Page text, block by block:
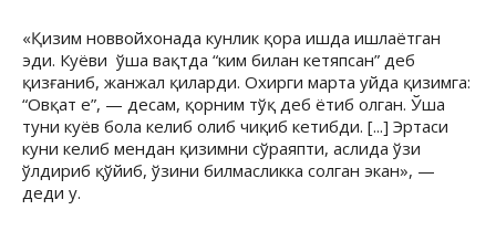
«Қизим новвойхонада кунлик қора ишда ишлаётган
эди. Куёви ўша вақтда “ким билан кетяпсан” деб
қизғаниб, жанжал қиларди. Охирги марта уйда қизимга:
“Овқат е”, — десам, қорним тўқ деб ётиб олган. Ўша
туни куёв бола келиб олиб чиқиб кетибди. [...] Эртаси
куни келиб мендан қизимни сўраяпти, аслида ўзи
ўлдириб қўйиб, ўзини билмасликка солган экан», —
деди у.